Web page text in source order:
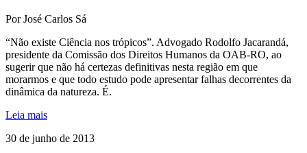
Por José Carlos Sá
“Não existe Ciência nos trópicos”. Advogado Rodolfo Jacarandá,
presidente da Comissão dos Direitos Humanos da OAB-RO, ao
sugerir que não há certezas definitivas nesta região em que
morarmos e que todo estudo pode apresentar falhas decorrentes da
dinâmica da natureza. É.
Leia mais
30 de junho de 2013